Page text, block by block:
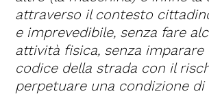
attraverso il contesto
e imprevedibile, senza fare
attività fisica, senza imparare
codice della strada con il
perpetuare una condizione di